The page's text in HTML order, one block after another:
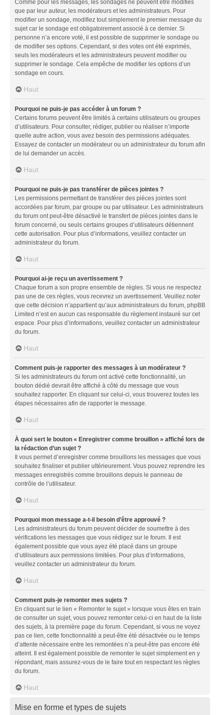
Comme pour les messages, les sondages ne peuvent être modifiés
que par leur auteur, les modérateurs et les administrateurs. Pour
modifier un sondage, modifiez tout simplement le premier message du
sujet car le sondage est obligatoirement associé à ce dernier. Si
personne n’a encore voté, il est possible de supprimer le sondage ou
de modifier ses options. Cependant, si des votes ont été exprimés,
seuls les modérateurs et les administrateurs peuvent modifier ou
supprimer le sondage. Cela empêche de modifier les options d’un
sondage en cours.
Haut
Pourquoi ne puis-je pas accéder à un forum ?
Certains forums peuvent être limités à certains utilisateurs ou groupes
d’utilisateurs. Pour consulter, rédiger, publier ou réaliser n’importe
quelle autre action, vous avez besoin des permissions adéquates.
Essayez de contacter un modérateur ou un administrateur du forum afin
de lui demander un accès.
Haut
Pourquoi ne puis-je pas transférer de pièces jointes ?
Les permissions permettant de transférer des pièces jointes sont
accordées par forum, par groupe ou par utilisateur. Les administrateurs
du forum ont peut-être désactivé le transfert de pièces jointes dans le
forum concerné, ou seuls certains groupes d’utilisateurs détiennent
cette autorisation. Pour plus d’informations, veuillez contacter un
administrateur du forum.
Haut
Pourquoi ai-je reçu un avertissement ?
Chaque forum a son propre ensemble de règles. Si vous ne respectez
pas une de ces règles, vous recevrez un avertissement. Veuillez noter
que cette décision n’appartient qu’aux administrateurs du forum, phpBB
Limited n’est en aucun cas responsable du règlement instauré sur cet
espace. Pour plus d’informations, veuillez contacter un administrateur
du forum.
Haut
Comment puis-je rapporter des messages à un modérateur ?
Si les administrateurs du forum ont activé cette fonctionnalité, un
bouton dédié devrait être affiché à côté du message que vous
souhaitez rapporter. En cliquant sur celui-ci, vous trouverez toutes les
étapes nécessaires afin de rapporter le message.
Haut
À quoi sert le bouton « Enregistrer comme brouillon » affiché lors de
la rédaction d’un sujet ?
Il vous permet d’enregistrer comme brouillons les messages que vous
souhaitez finaliser et publier ultérieurement. Vous pouvez reprendre les
messages enregistrés comme brouillons depuis le panneau de
contrôle de l’utilisateur.
Haut
Pourquoi mon message a-t-il besoin d’être approuvé ?
Les administrateurs du forum peuvent décider de soumettre à des
vérifications les messages que vous rédigez sur le forum. Il est
également possible que vous ayez été placé dans un groupe
d’utilisateurs aux permissions limitées. Pour plus d’informations,
veuillez contacter un administrateur du forum.
Haut
Comment puis-je remonter mes sujets ?
En cliquant sur le lien « Remonter le sujet » lorsque vous êtes en train
de consulter un sujet, vous pouvez remonter celui-ci en haut de la liste
des sujets, à la première page du forum. Cependant, si vous ne voyez
pas ce lien, cette fonctionnalité a peut-être été désactivée ou le temps
d’attente nécessaire entre les remontées n’a peut-être pas encore été
atteint. Il est également possible de remonter le sujet simplement en y
répondant, mais assurez-vous de le faire tout en respectant les règles
du forum.
Haut
Mise en forme et types de sujets